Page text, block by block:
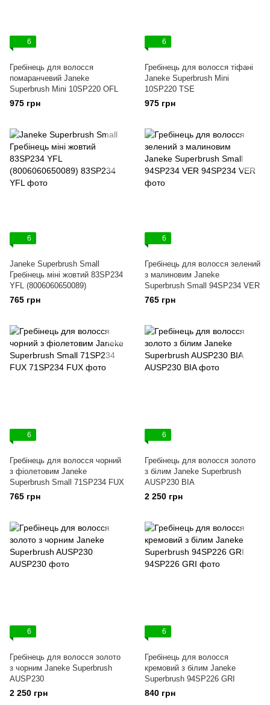
6
Гребінець для волосся
помаранчевий Janeke
Superbrush Mini 10SP220 ОFL
975 грн
6
Гребінець для волосся тіфані
Janeke Superbrush Mini
10SP220 TSE
975 грн
6
Janeke Superbrush Small
Гребінець міні жовтий 83SP234
YFL (8006060650089)
765 грн
6
Гребінець для волосся зелений
з малиновим Janeke
Superbrush Small 94SP234 VER
765 грн
6
Гребінець для волосся чорний
з фіолетовим Janeke
Superbrush Small 71SP234 FUX
765 грн
6
Гребінець для волосся золото
з білим Janeke Superbrush
AUSP230 BIA
2 250 грн
6
Гребінець для волосся золото
з чорним Janeke Superbrush
AUSP230
2 250 грн
6
Гребінець для волосся
кремовий з білим Janeke
Superbrush 94SP226 GRI
840 грн